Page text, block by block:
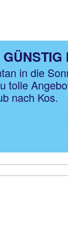
in die
tolle
nach Kos.